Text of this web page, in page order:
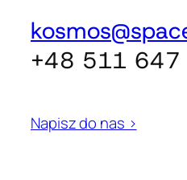
+48 511
Napisz do nas >